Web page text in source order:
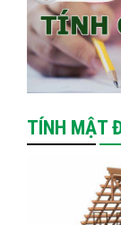
TÍNH MẬT